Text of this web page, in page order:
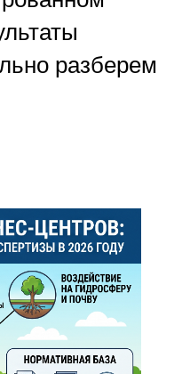
разберем